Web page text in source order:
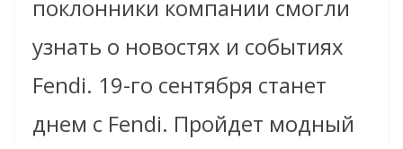
поклонники компании смогли
узнать о новостях и событиях
Fendi. 19-го сентября станет
днем с Fendi. Пройдет модный